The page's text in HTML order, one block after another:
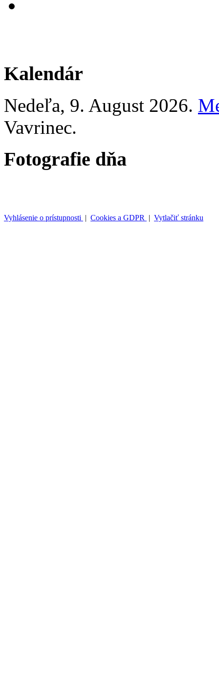
Kalendár
Nedeľa, 9. August 2026.
Vavrinec.
Fotografie dňa
Vyhlásenie o prístupnosti | Cookies a GDPR | Vytlačiť stránku